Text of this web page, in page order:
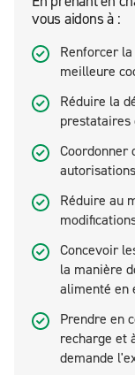
vous aidons à :
Renforcer
meilleure
Réduire la
Coordonner
Réduire au
Concevoir
la manière
alimenté en
Prendre en
recharge et
demande